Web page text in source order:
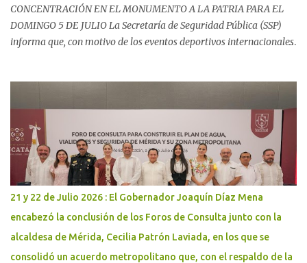
CONCENTRACIÓN EN EL MONUMENTO A LA PATRIA PARA EL
DOMINGO 5 DE JULIO La Secretaría de Seguridad Pública (SSP)
informa que, con motivo de los eventos deportivos internacionales
preventivo y vial en la zona del Monumento a la Patria. El objetivo
es ordenar la movilidad, proteger la integridad de las personas
asistentes y prevenir situaciones de riesgo, especialmente ante la
posible presencia de niñas, niños, adolescentes y personas adultas
mayores. Como parte del dispositivo, se realizarán cierres viales en
los siguientes puntos: - Paseo de Montejo por avenida Pérez Ponce,
a la altura de Walmart. - Calle 58-A, avenida Carlos Torre Repetto,
por avenida Cupules. - Prolongación Montejo por calle 21, a la
altura de la Ford. - Calle 60 por avenida del Deportista, a la altura
del Estadio Salvador Alvarado. - Avenida Ró...
21 y 22 de Julio 2026 : El Gobernador Joaquín Díaz Mena
encabezó la conclusión de los Foros de Consulta junto con la
alcaldesa de Mérida, Cecilia Patrón Laviada, en los que se
consolidó un acuerdo metropolitano que, con el respaldo de la